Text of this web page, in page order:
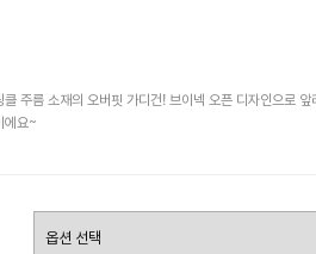
4. 티셔츠
클 주름 소재의 오버핏 가디건! 브이넥 오픈 디자인으로
에요~